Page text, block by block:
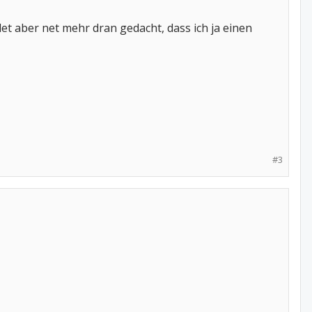
aber net mehr dran gedacht, dass ich ja einen
#3